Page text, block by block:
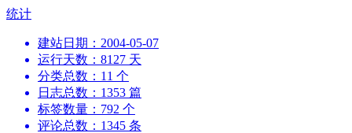
跳
统计
建站日期：2004-05-07
运行天数：8127 天
分类总数：11 个
日志总数：1353 篇
标签数量：792 个
评论总数：1345 条